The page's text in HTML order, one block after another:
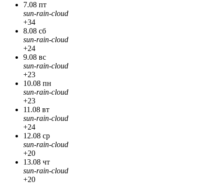
7.08 пт
sun-rain-cloud
+34
8.08 сб
sun-rain-cloud
+24
9.08 вс
sun-rain-cloud
+23
10.08 пн
sun-rain-cloud
+23
11.08 вт
sun-rain-cloud
+24
12.08 ср
sun-rain-cloud
+20
13.08 чт
sun-rain-cloud
+20